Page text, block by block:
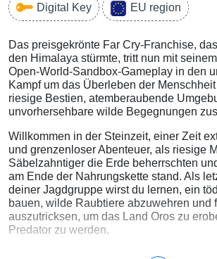
Digital Key EU region
Das preisgekrönte Far Cry-Franchise,
den Himalaya stürmte, tritt nun mit
Open-World-Sandbox-Gameplay in den
Kampf um das Überleben der
riesige Bestien, atemberaubende
unvorhersehbare wilde Begegnungen
Willkommen in der Steinzeit, einer Zeit
und grenzenloser Abenteuer, als riesige
Säbelzahntiger die Erde beherrschten
am Ende der Nahrungskette stand. Als
deiner Jagdgruppe wirst du lernen, ein
bauen, wilde Raubtiere abzuwehren und
auszutricksen, um das Land Oros zu
Predator zu werden.